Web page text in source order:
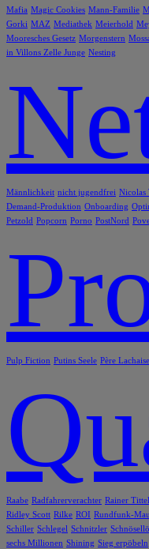
Mafia Magic Cookies Mann-Familie
Gorki MAZ Mediathek Meierhold
Mooresches Gesetz Morgenstern
in Villons Zelle Junge Nesting
Männlichkeit nicht jugendfrei Nicolas
Demand-Produktion Onboarding
Petzold Popcorn Porno PostNord
Pulp Fiction Putins Seele Père Lachaise
Raabe Radfahrerverachter Rainer
Ridley Scott Rilke ROI Rundfunk-
Schiller Schlegel Schnitzler
sechs Millionen Shining Sieg erpöbeln